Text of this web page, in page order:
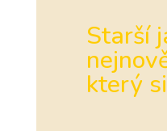
Starší
který